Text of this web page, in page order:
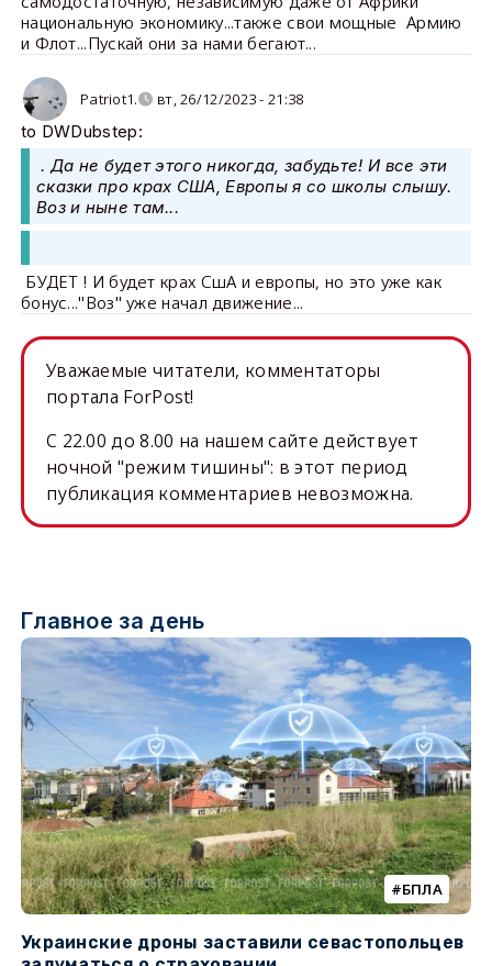
национальную экономику...также свои мощные Армию
и Флот...Пускай они за нами бегают...
Patriot1. вт, 26/12/2023 - 21:38
to DWDubstep:
. Да не будет этого никогда, забудьте! И все эти
сказки про крах США, Европы я со школы слышу.
Воз и ныне там...
БУДЕТ ! И будет крах СшА и европы, но это уже как
бонус..."Воз" уже начал движение...
Уважаемые читатели, комментаторы
портала ForPost!
C 22.00 до 8.00 на нашем сайте действует
ночной "режим тишины": в этот период
публикация комментариев невозможна.
Главное за день
БПЛА
Украинские дроны заставили севастопольцев